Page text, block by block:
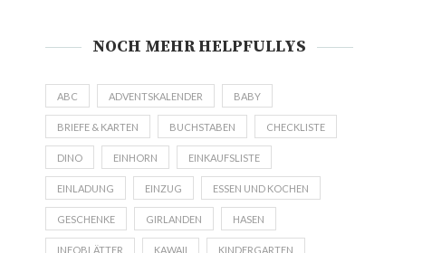
NOCH MEHR HELPFULLYS
ABC ADVENTSKALENDER BABY
BRIEFE & KARTEN BUCHSTABEN CHECKLISTE
DINO EINHORN EINKAUFSLISTE
EINLADUNG EINZUG ESSEN UND KOCHEN
GESCHENKE GIRLANDEN HASEN
INFOBLÄTTER KAWAII KINDERGARTEN